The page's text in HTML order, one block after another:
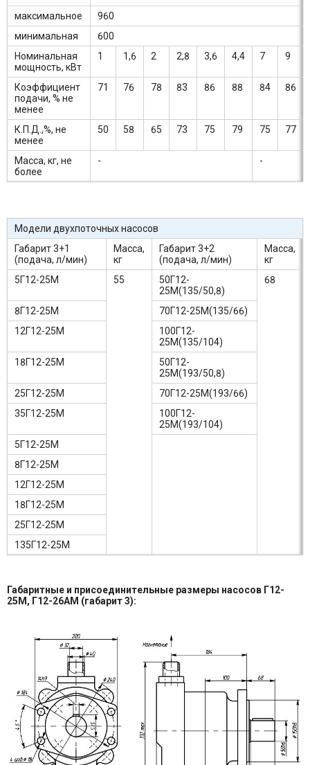
максимальное
960
минимальная
600
Номинальная
мощность, кВт
1 1,6 2 2,8 3,6 4,4 7 9
Коэффициент
подачи, % не
менее
71 76 78 83 86 88 84 86
К.П.Д.,%, не
менее
50 58 65 73 75 79 75 77
Масса, кг, не
более
- -
Модели двухпоточных насосов
Габарит 3+1
(подача, л/мин)
Масса,
кг
Габарит 3+2
(подача, л/мин)
Масса,
кг
5Г12-25М
55
50Г12-
25М(135/50,8)
68
8Г12-25М
70Г12-25М(135/66)
12Г12-25М
100Г12-
25М(135/104)
18Г12-25М
50Г12-
25М(193/50,8)
25Г12-25М
70Г12-25М(193/66)
35Г12-25М
100Г12-
25М(193/104)
5Г12-25М
8Г12-25М
12Г12-25М
18Г12-25М
25Г12-25М
135Г12-25М
Габаритные и присоединительные размеры насосов Г12-
25М, Г12-26АМ (габарит 3):